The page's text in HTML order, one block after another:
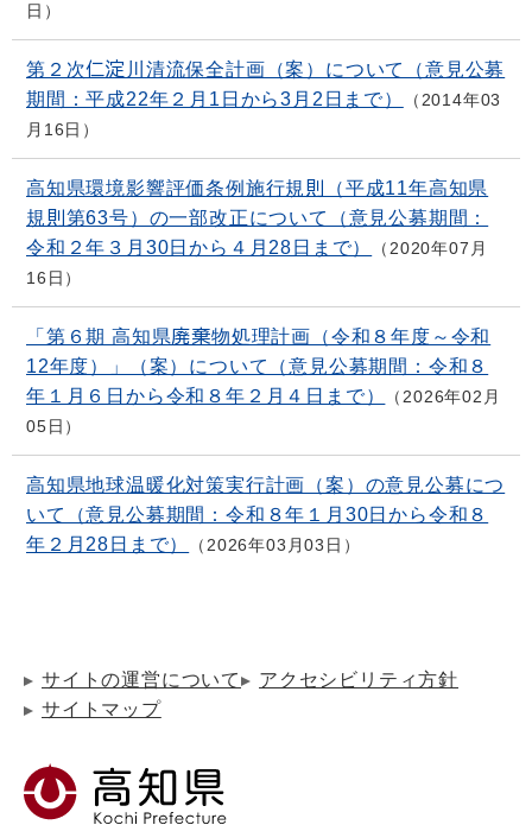
日
第２次仁淀川清流保全計画（案）について（意見公募
期間：平成22年２月1日から3月2日まで）
2014年03
月16日
高知県環境影響評価条例施行規則（平成11年高知県
規則第63号）の一部改正について（意見公募期間：
令和２年３月30日から４月28日まで）
2020年07月
16日
「第６期 高知県廃棄物処理計画（令和８年度～令和
12年度）」（案）について（意見公募期間：令和８
年１月６日から令和８年２月４日まで）
2026年02月
05日
高知県地球温暖化対策実行計画（案）の意見公募につ
いて（意見公募期間：令和８年１月30日から令和８
年２月28日まで）
2026年03月03日
サイトの運営について
アクセシビリティ方針
サイトマップ